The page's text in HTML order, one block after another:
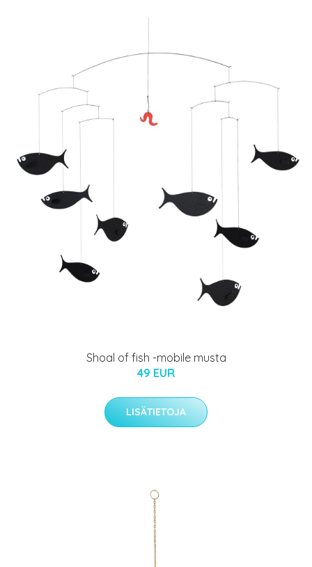
Shoal of fish -mobile musta
49 EUR
LISÄTIETOJA